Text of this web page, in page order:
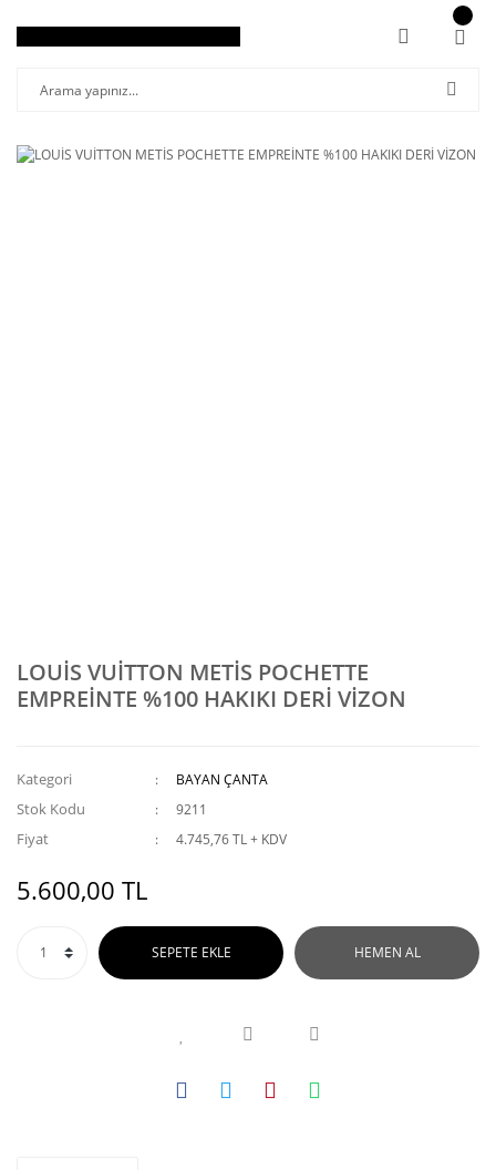
LOUİS VUİTTON METİS POCHETTE
EMPREİNTE %100 HAKIKI DERİ VİZON
Kategori BAYAN ÇANTA
Stok Kodu 9211
Fiyat 4.745,76 TL + KDV
5.600,00 TL
SEPETE EKLE HEMEN AL